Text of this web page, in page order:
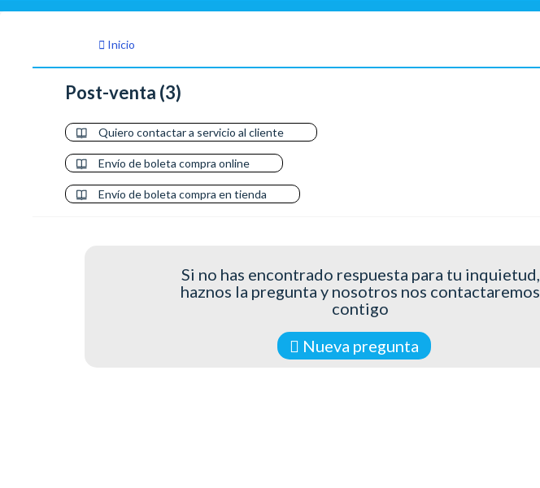
Inicio
Post-venta (3)
Quiero contactar a servicio al cliente
Envío de boleta compra online
Envío de boleta compra en tienda
Si no has encontrado respuesta para tu inquietud,
haznos la pregunta y nosotros nos contactaremos
contigo
Nueva pregunta